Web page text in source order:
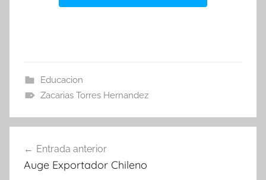
Educacion
Zacarias Torres Hernandez
de
Entrada anterior
Auge Exportador Chileno